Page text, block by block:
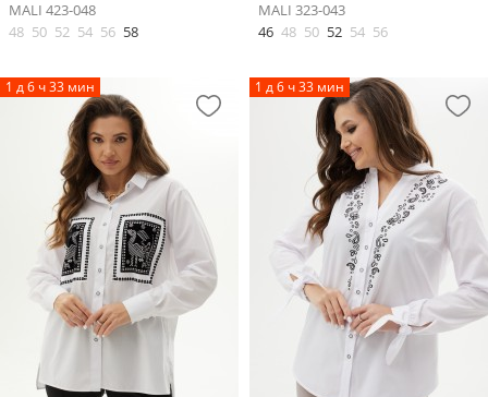
MALI 423-048
48 50 52 54 56 58
MALI 323-043
46 48 50 52 54 56
1 д 6 ч 33 мин 1 д 6 ч 33 мин